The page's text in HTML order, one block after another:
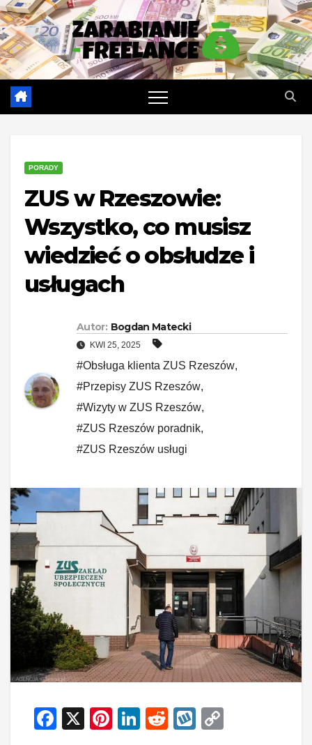
Skip
to
content
PORADY
ZUS w Rzeszowie:
Wszystko, co musisz
wiedzieć o obsłudze i
usługach
Autor: Bogdan Matecki
KWI 25, 2025
#Obsługa klienta ZUS Rzeszów,
#Przepisy ZUS Rzeszów,
#Wizyty w ZUS Rzeszów,
#ZUS Rzeszów poradnik,
#ZUS Rzeszów usługi
F
X
Pi
Li
R
W